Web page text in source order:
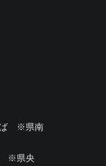
ば ※県南
※県央